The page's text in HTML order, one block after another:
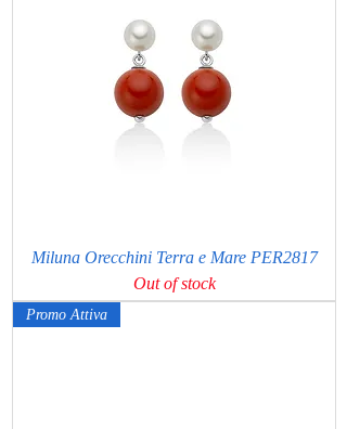
Miluna Orecchini Terra e Mare PER2817
Out of stock
Promo Attiva